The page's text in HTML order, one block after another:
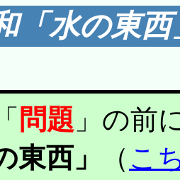
「水の
問題 」の前
東西」
（ こ